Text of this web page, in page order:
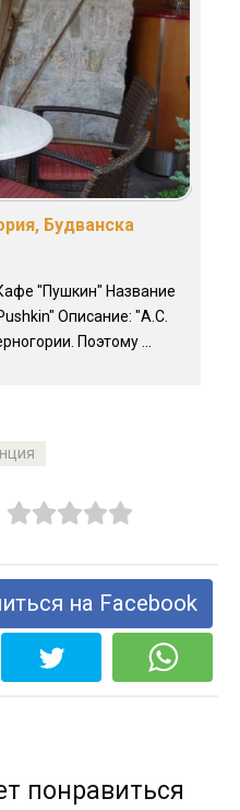
Будванска
"Пушкин" Название
Описание: "А.С.
Поэтому ...
на Facebook
понравиться